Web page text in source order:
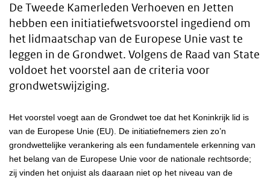
De Tweede Kamerleden Verhoeven en Jetten
hebben een initiatiefwetsvoorstel ingediend om
het lidmaatschap van de Europese Unie vast te
leggen in de Grondwet. Volgens de Raad van State
voldoet het voorstel aan de criteria voor
grondwetswijziging.
Het voorstel voegt aan de Grondwet toe dat het Koninkrijk lid is
van de Europese Unie (EU). De initiatiefnemers zien zo’n
grondwettelijke verankering als een fundamentele erkenning van
het belang van de Europese Unie voor de nationale rechtsorde;
zij vinden het onjuist als daaraan niet op het niveau van de